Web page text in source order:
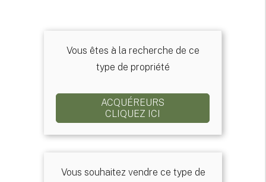
Vous êtes à la recherche de ce
type de propriété
ACQUÉREURS
CLIQUEZ ICI
Vous souhaitez vendre ce type de